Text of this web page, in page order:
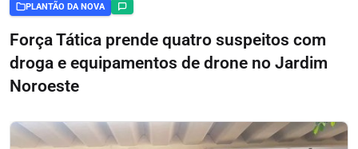
PLANTÃO DA NOVA
Força Tática prende quatro suspeitos com
droga e equipamentos de drone no Jardim
Noroeste